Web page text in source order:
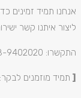
אנחנו תמיד זמינים
ליצור איתנו קשר
התקשרו: 08-9402020 או רשמו לנו מייל: office@vitrage.co.il
[ תמיד מוזמנים לבקר: